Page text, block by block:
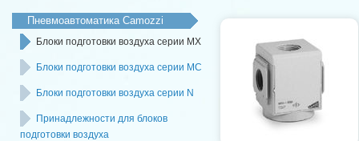
Пневмоавтоматика Camozzi
Блоки подготовки воздуха серии MX
Блоки подготовки воздуха серии MC
Блоки подготовки воздуха серии N
Принадлежности для блоков
подготовки воздуха